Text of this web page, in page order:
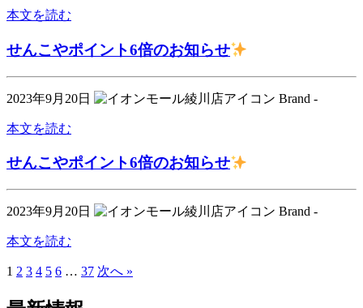
本文を読む
せんこやポイント6倍のお知らせ
2023年9月20日 Brand -
本文を読む
せんこやポイント6倍のお知らせ
2023年9月20日 Brand -
本文を読む
1 2 3 4 5 6 … 37 次へ »